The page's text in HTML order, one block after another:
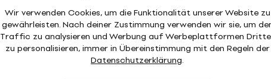
Wir verwenden Cookies, um die Funktionalität unserer Website zu
gewährleisten. Nach deiner Zustimmung verwenden wir sie, um
Traffic zu analysieren und Werbung auf Werbeplattformen
zu personalisieren, immer in Übereinstimmung mit den Regeln der
Datenschutzerklärung.